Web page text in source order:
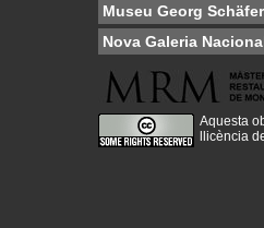
Museu Georg Schäfer
Nova Galeria
Aquesta
llicència